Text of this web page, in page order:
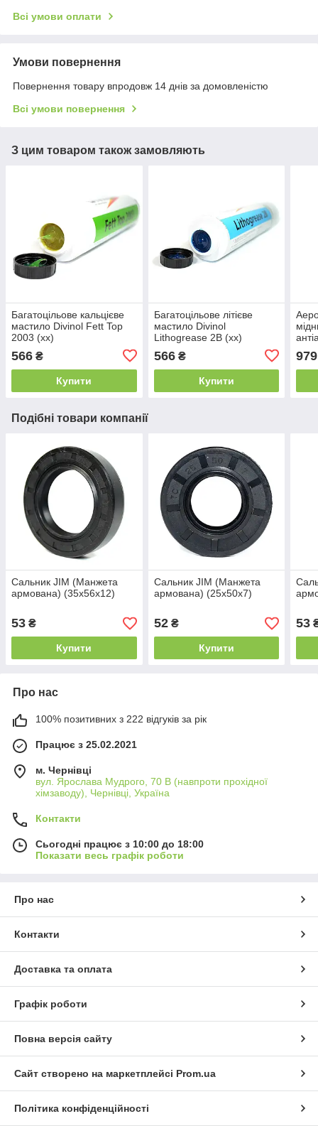
Всі умови оплати
Умови повернення
Повернення товару впродовж 14 днів за домовленістю
Всі умови повернення
З цим товаром також замовляють
Багатоцільове кальцієве
мастило Divinol Fett Top
2003 (xx)
566 ₴
Купити
Багатоцільове літієве
мастило Divinol
Lithogrease 2B (xx)
566₴
Купити
979
Подібні товари компанії
Сальник JIM (Манжета
армована) (35x56x12)
53 ₴
Купити
Сальник JIM (Манжета
армована) (25x50x7)
52₴
Купити
53
Про нас
100% позитивних з 222 відгуків за рік
Працює з 25.02.2021
м. Чернівці
вул. Ярослава Мудрого, 70 В (навпроти прохідної
хімзаводу), Чернівці, Україна
Контакти
Сьогодні працює з 10:00 до 18:00
Показати весь графік роботи
Про нас
Контакти
Доставка та оплата
Графік роботи
Повна версія сайту
Сайт створено на маркетплейсі Prom.ua
Політика конфіденційності